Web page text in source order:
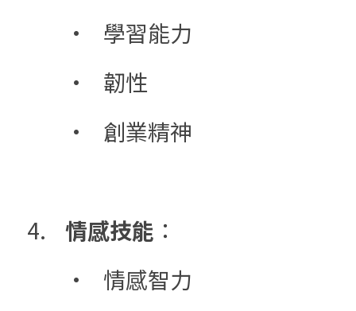
	•	學習能力
	•	韌性
	•	創業精神
情感技能 ：
	•	情感智力